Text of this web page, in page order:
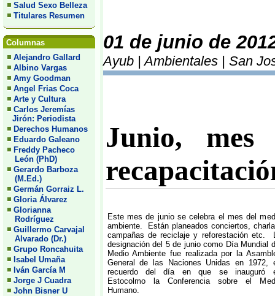
Salud Sexo Belleza
Titulares Resumen
Columnas
Alejandro Gallard
Albino Vargas
Amy Goodman
Angel Frias Coca
Arte y Cultura
Carlos Jeremías
Jirón: Periodista
Derechos Humanos
Eduardo Galeano
Freddy Pacheco
León (PhD)
Gerardo Barboza
(M.Ed.)
Germán Gorraiz L.
Gloria Álvarez
Glorianna
Rodríguez
Guillermo Carvajal
Alvarado (Dr.)
Grupo Roncahuita
Isabel Umaña
Iván García M
Jorge J Cuadra
John Bisner U
01 de junio de
Ayub | Ambientales | San
Junio,
Este mes de junio se celebra el mes del
ambiente. Están planeados conciertos,
campañas de reciclaje y reforestación etc.
designación del 5 de junio como Día Mundial
Medio Ambiente fue realizada por la
General de las Naciones Unidas en 1972,
recuerdo del día en que se inauguró
Estocolmo la Conferencia sobre el
Humano.